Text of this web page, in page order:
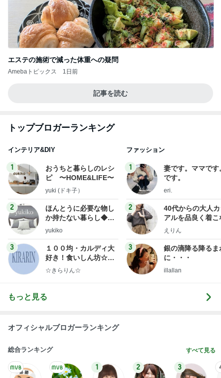
エステの施術で減った体重への疑問
Amebaトピックス 1日前
記事を読む
トップブロガーランキング
インテリア&DIY
1
おうちと暮らしのレシ
ピ 〜HOME&LIFE〜
yuki (ドキ子）
2
ほんとうに必要な物し
か持たない暮らし◆Ke
ep Life Simple◆〜イ
yukiko
3
１００均・カルディ大
好き！食いしん坊☆き
らりん☆のブログ
☆きらりん☆
ファッション
1
妻です。ママです
です。
eri.
2
40代からの大人
アルを品良く着こ
ファッションブロ
えりん
3
銀の滴降る降るま
に・・・
illallan
もっと見る
オフィシャルブロガーランキング
総合ランキング すべて見る
1 2 3